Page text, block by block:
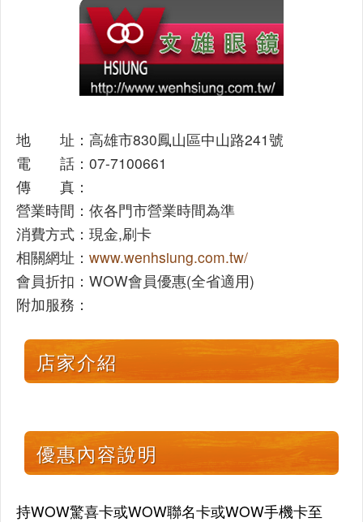
地 址：高雄市830鳳山區中山路241號
電 話：07-7100661
傳 真：
營業時間：依各門市營業時間為準
消費方式：現金,刷卡
相關網址： www.wenhsiung.com.tw/
會員折扣：WOW會員優惠(全省適用)
附加服務：
店家介紹
優惠內容說明
持WOW驚喜卡或WOW聯名卡或WOW手機卡至